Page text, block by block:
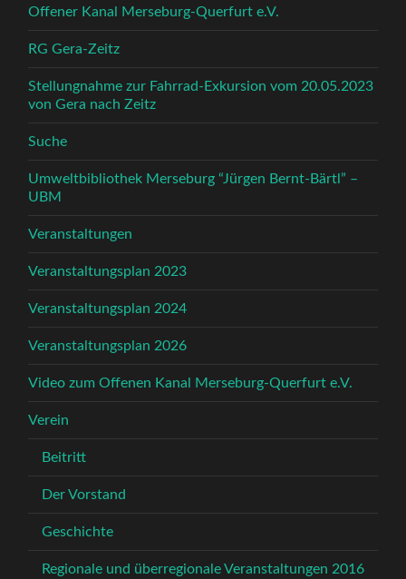
Offener Kanal Merseburg-Querfurt e.V.
RG Gera-Zeitz
Stellungnahme zur Fahrrad-Exkursion vom 20.05.2023
von Gera nach Zeitz
Suche
Umweltbibliothek Merseburg “Jürgen Bernt-Bärtl” –
UBM
Veranstaltungen
Veranstaltungsplan 2023
Veranstaltungsplan 2024
Veranstaltungsplan 2026
Video zum Offenen Kanal Merseburg-Querfurt e.V.
Verein
Beitritt
Der Vorstand
Geschichte
Regionale und überregionale Veranstaltungen 2016